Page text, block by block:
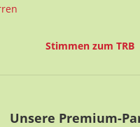
Stimmen zum TRB
Unsere Premium-